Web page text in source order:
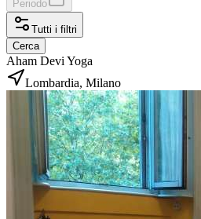
Periodo
Tutti i filtri
Cerca
Aham Devi Yoga
Lombardia, Milano